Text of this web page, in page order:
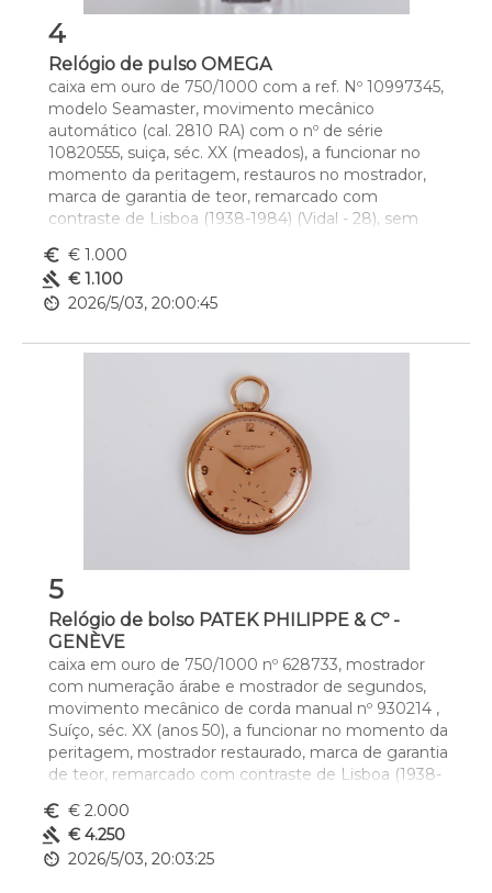
4
Relógio de pulso OMEGA
caixa em ouro de 750/1000 com a ref. Nº 10997345,
modelo Seamaster, movimento mecânico
automático (cal. 2810 RA) com o nº de série
10820555, suiça, séc. XX (meados), a funcionar no
momento da peritagem, restauros no mostrador,
marca de garantia de teor, remarcado com
contraste de Lisboa (1938-1984) (Vidal - 28), sem
Dim. - 3,4 cm
euro_symbol € 1.000
gavel € 1.100
av_timer 2026/5/03, 20:00:45
5
Relógio de bolso PATEK PHILIPPE & Cº -
GENÈVE
caixa em ouro de 750/1000 nº 628733, mostrador
com numeração árabe e mostrador de segundos,
movimento mecânico de corda manual nº 930214 ,
Suíço, séc. XX (anos 50), a funcionar no momento da
peritagem, mostrador restaurado, marca de garantia
de teor, remarcado com contraste de Lisboa (1938-
Dim. - 4,8 cm
Peso - (bruto) 58,4 g.
euro_symbol € 2.000
gavel € 4.250
av_timer 2026/5/03, 20:03:25